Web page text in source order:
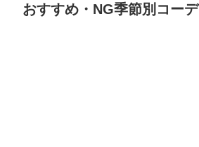
おすすめ・NG季節別コーデ